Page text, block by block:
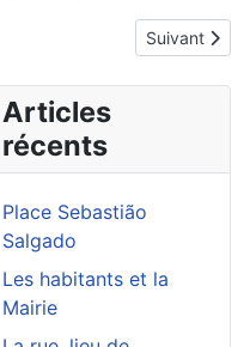
Article
Suivant
Articles
récents
Place Sebastião
Salgado
Les habitants et la
Mairie